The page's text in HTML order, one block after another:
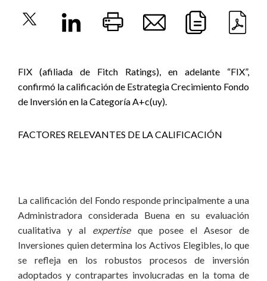
FIX (afiliada de Fitch Ratings), en adelante “FIX”,
confirmó la calificación de Estrategia Crecimiento Fondo
de Inversión en la Categoría A+c(uy).
FACTORES RELEVANTES DE LA CALIFICACIÓN
La calificación del Fondo responde principalmente a una
Administradora considerada Buena en su evaluación
cualitativa y al expertiseque posee el Asesor de
Inversiones quien determina los Activos Elegibles, lo que
se refleja en los robustos procesos de inversión
adoptados y contrapartes involucradas en la toma de